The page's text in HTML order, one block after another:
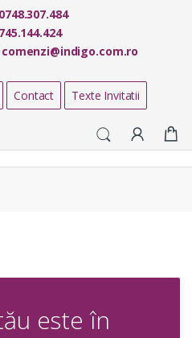
0748.307.484
comenzi@indigo.com.ro
Contact Texte Invitatii
este în